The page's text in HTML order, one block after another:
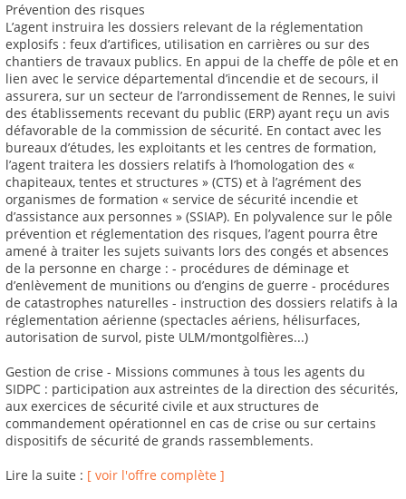
Prévention des risques
L’agent instruira les dossiers relevant de la réglementation
explosifs : feux d’artifices, utilisation en carrières ou sur des
chantiers de travaux publics. En appui de la cheffe de pôle et en
lien avec le service départemental d’incendie et de secours, il
assurera, sur un secteur de l’arrondissement de Rennes, le suivi
des établissements recevant du public (ERP) ayant reçu un avis
défavorable de la commission de sécurité. En contact avec les
bureaux d’études, les exploitants et les centres de formation,
l’agent traitera les dossiers relatifs à l’homologation des «
chapiteaux, tentes et structures » (CTS) et à l’agrément des
organismes de formation « service de sécurité incendie et
d’assistance aux personnes » (SSIAP). En polyvalence sur le pôle
prévention et réglementation des risques, l’agent pourra être
amené à traiter les sujets suivants lors des congés et absences
de la personne en charge : - procédures de déminage et
d’enlèvement de munitions ou d’engins de guerre - procédures
de catastrophes naturelles - instruction des dossiers relatifs à la
réglementation aérienne (spectacles aériens, hélisurfaces,
autorisation de survol, piste ULM/montgolfières...)
Gestion de crise - Missions communes à tous les agents du
SIDPC : participation aux astreintes de la direction des sécurités,
aux exercices de sécurité civile et aux structures de
commandement opérationnel en cas de crise ou sur certains
dispositifs de sécurité de grands rassemblements.
Lire la suite : [ voir l'offre complète ]